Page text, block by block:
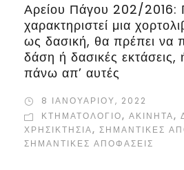
Αρείου Πάγου 202/2016:
χαρακτηριστεί μια
ως δασική, θα πρέπει να
δάση ή δασικές εκτάσεις,
πάνω απ’ αυτές
8 ΙΑΝΟΥΑΡΊΟΥ, 2022
ΚΤΗΜΑΤΟΛΟΓΙΟ, ΑΚΙΝΗΤΑ,
ΧΡΗΣΙΚΤΗΣΊΑ, ΣΗΜΑΝΤΙΚΈΣ
ΣΗΜΑΝΤΙΚΈΣ ΑΠΟΦΆΣΕΙΣ